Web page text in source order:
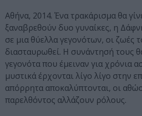
Αθήνα, 2014. Ένα τρακάρισμα θα
ξαναβρεθούν δυο γυναίκες, η
σε μια θύελλα γεγονότων, οι ζωές
διασταυρωθεί. Η συνάντησή τους
γεγονότα που έμειναν για χρόνια
μυστικά έρχονται λίγο λίγο στην
απόρρητα αποκαλύπτονται, οι
παρελθόντος αλλάζουν ρόλους.